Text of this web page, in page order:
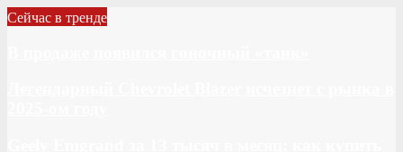
Сейчас в тренде